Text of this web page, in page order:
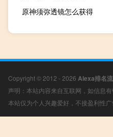
原神须弥透镜怎么获得
Copyright © 2012 - 2026 Alexa排名
声明：本站内容来自互联网，如信息
本站仅为个人兴趣爱好，不接盈利性